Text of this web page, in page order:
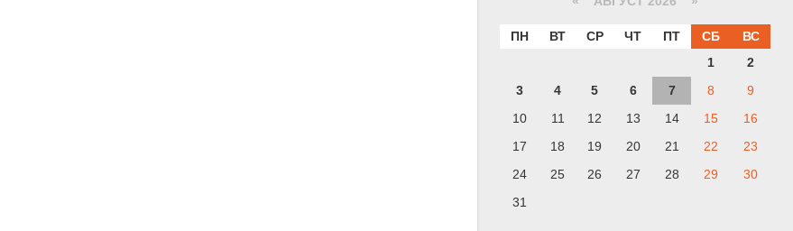
ПН ВТ СР ЧТ ПТ СБ
ВС
1
2
3
4 5 6 7 8
9
10
11 12 13 14 15
16
17
18 19 20 21 22
23
24
25 26 27 28 29
30
31